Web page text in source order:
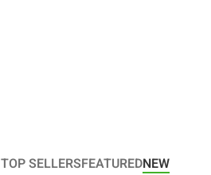
NEW
FEATURED
TOP SELLERS